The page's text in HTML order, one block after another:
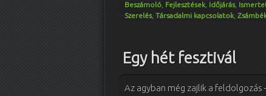
Beszámoló Fejlesztések Időjárás,
Szerelés, Társadalmi kapcsolatok
Egy hét fesztivál
Az agyban még zajlik a